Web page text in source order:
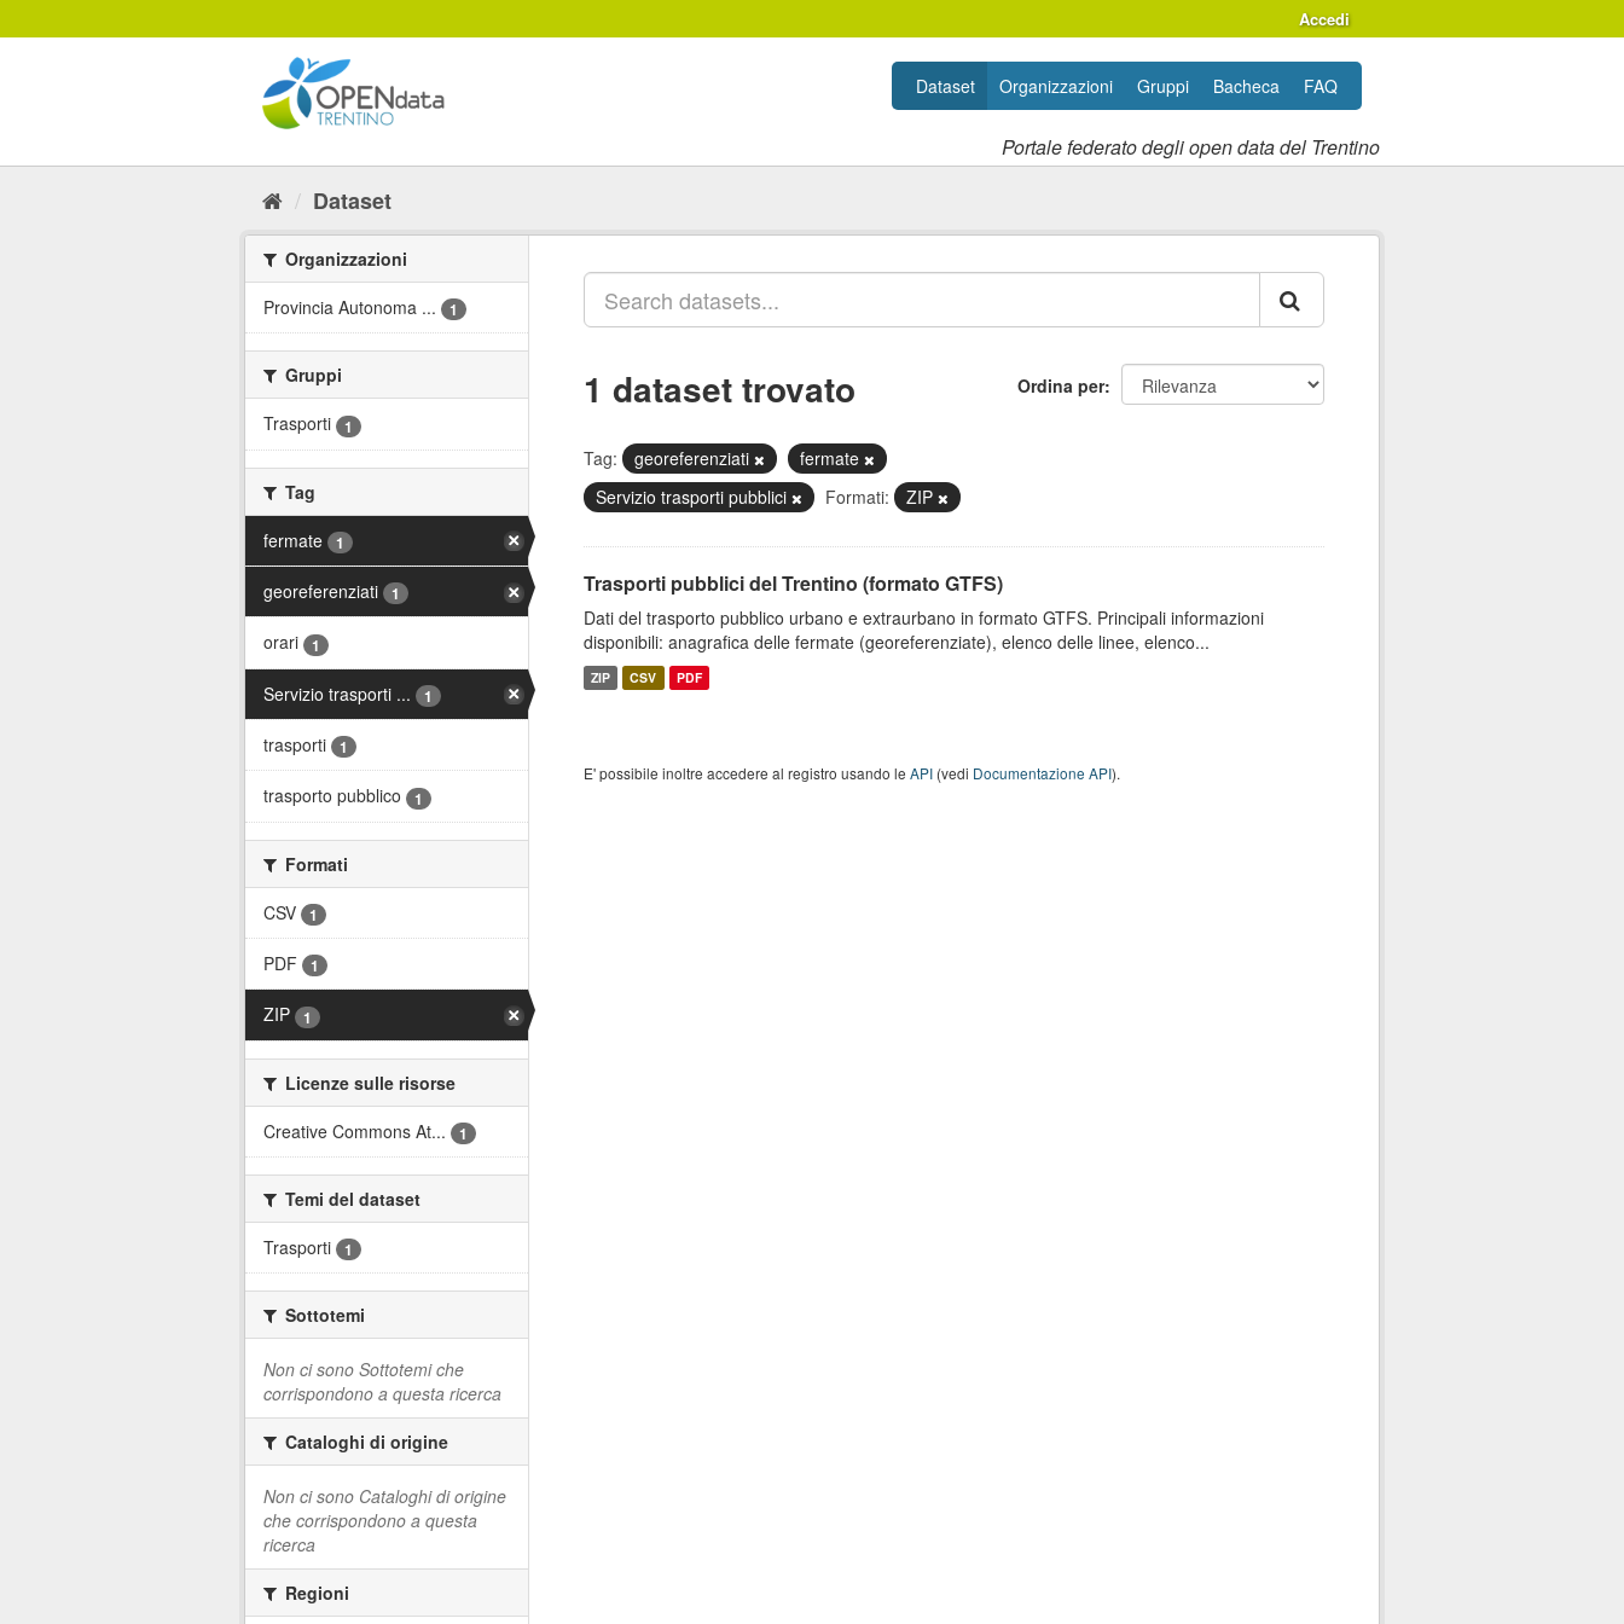
al
Accedi
Portale federato degli open data del Trentino
Dataset Organizzazioni Gruppi Bacheca FAQ
Dataset
Organizzazioni
Provincia Autonoma ...
1
Gruppi
Trasporti
1
Tag
fermate
1
georeferenziati 1
orari 1
Servizio trasporti ... 1
trasporti 1
trasporto pubblico 1
Formati
CSV
1
PDF 1
ZIP 1
Licenze sulle risorse
Creative Commons At...
1
Temi del dataset
Trasporti
1
Sottotemi
Non ci sono Sottotemi che
corrispondono a questa ricerca
Cataloghi di origine
Non ci sono Cataloghi di origine
che corrispondono a questa
ricerca
Regioni
Ordina per
1 dataset trovato
Tag: georeferenziati
fermate
Servizio trasporti pubblici
Formati: ZIP
Trasporti pubblici del Trentino (formato GTFS)
Dati del trasporto pubblico urbano e extraurbano in formato GTFS. Principali informazioni
disponibili: anagrafica delle fermate (georeferenziate), elenco delle linee, elenco...
ZIP CSV PDF
E' possibile inoltre accedere al registro usando le API(vedi Documentazione API).